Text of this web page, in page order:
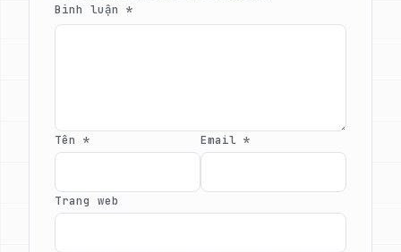
Bình luận *
Tên * Email *
Trang web